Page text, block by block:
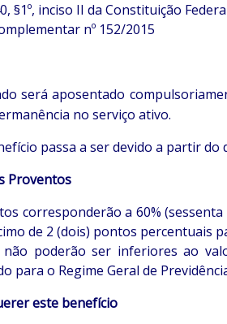
§1º, inciso II da Constituição
nº 152/2015
será aposentado
no serviço ativo.
passa a ser devido a partir
Proventos
corresponderão a 60%
de 2 (dois) pontos percentuais
não poderão ser inferiores ao
para o Regime Geral de
este benefício